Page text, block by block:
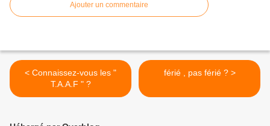
Ajouter un commentaire
< Connaissez-vous les "
T.A.A.F " ?
férié , pas férié ? >